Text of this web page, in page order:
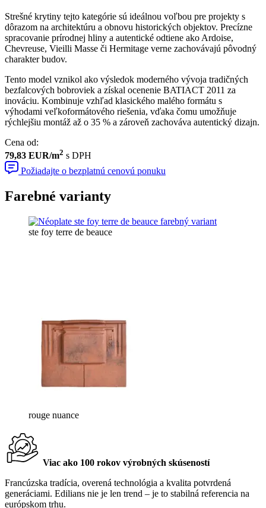
Strešné krytiny tejto kategórie sú ideálnou voľbou pre projekty s
dôrazom na architektúru a obnovu historických objektov. Precízne
spracovanie prírodnej hliny a autentické odtiene ako Ardoise,
Chevreuse, Vieilli Masse či Hermitage verne zachovávajú pôvodný
charakter budov.
Tento model vznikol ako výsledok moderného vývoja tradičných
bezfalcových bobroviek a získal ocenenie BATIACT 2011 za
inováciu. Kombinuje vzhľad klasického malého formátu s
výhodami veľkoformátového riešenia, vďaka čomu umožňuje
rýchlejšiu montáž až o 35 % a zároveň zachováva autentický dizajn.
Cena od:
79,83 EUR/m2 s DPH
Požiadajte o bezplatnú cenovú ponuku
Farebné varianty
ste foy terre de beauce
rouge nuance
Viac ako 100 rokov výrobných skúseností
Francúzska tradícia, overená technológia a kvalita potvrdená
generáciami. Edilians nie je len trend – je to stabilná referencia na
európskom trhu.